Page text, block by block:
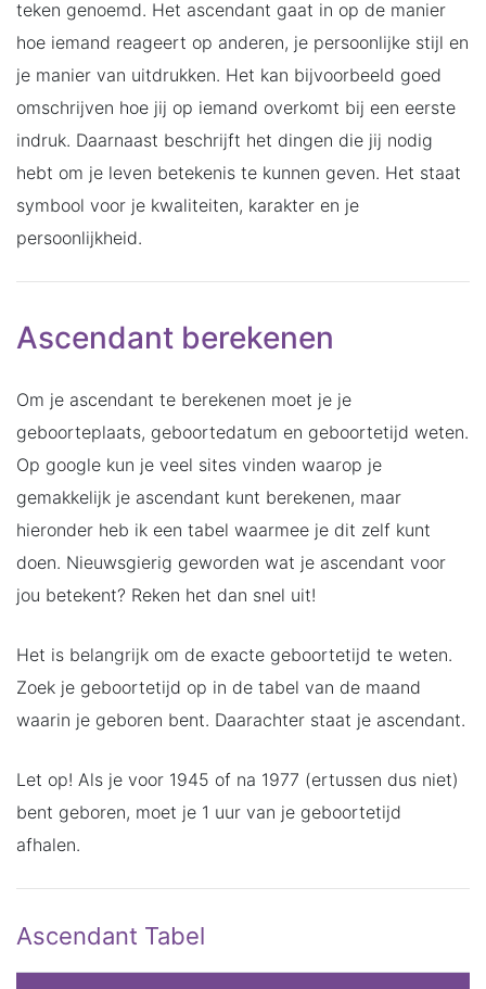
teken genoemd. Het ascendant gaat in op de manier
hoe iemand reageert op anderen, je persoonlijke stijl en
je manier van uitdrukken. Het kan bijvoorbeeld goed
omschrijven hoe jij op iemand overkomt bij een eerste
indruk. Daarnaast beschrijft het dingen die jij nodig
hebt om je leven betekenis te kunnen geven. Het staat
symbool voor je kwaliteiten, karakter en je
persoonlijkheid.
Ascendant berekenen
Om je ascendant te berekenen moet je je
geboorteplaats, geboortedatum en geboortetijd weten.
Op google kun je veel sites vinden waarop je
gemakkelijk je ascendant kunt berekenen, maar
hieronder heb ik een tabel waarmee je dit zelf kunt
doen. Nieuwsgierig geworden wat je ascendant voor
jou betekent? Reken het dan snel uit!
Het is belangrijk om de exacte geboortetijd te weten.
Zoek je geboortetijd op in de tabel van de maand
waarin je geboren bent. Daarachter staat je ascendant.
Let op! Als je voor 1945 of na 1977 (ertussen dus niet)
bent geboren, moet je 1 uur van je geboortetijd
afhalen.
Ascendant Tabel